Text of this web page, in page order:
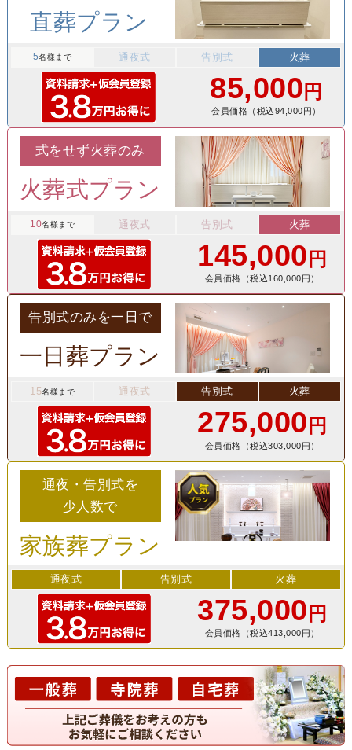
直葬プラン
5名様まで 通夜式 告別式 火葬
85,000 円
会員価格（税込94,000円）
式をせず火葬のみ
火葬式プラン
10名様まで 通夜式 告別式 火葬
145,000 円
会員価格（税込160,000円）
告別式のみを一日で
一日葬プラン
15名様まで 通夜式 告別式 火葬
275,000 円
会員価格（税込303,000円）
通夜・告別式を
少人数で
家族葬プラン
通夜式 告別式 火葬
375,000 円
会員価格（税込413,000円）